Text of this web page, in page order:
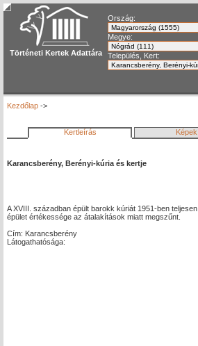
Történeti Kertek Adattára
Ország:
Megye:
Település, Kert:
Kezdőlap ->
Kertleírás Képek
Karancsberény, Berényi-kúria és kertje
A XVIII. században épült barokk kúriát 1951-ben
épület értékessége az átalakítások miatt megszűnt.
Cím: Karancsberény
Látogathatósága: